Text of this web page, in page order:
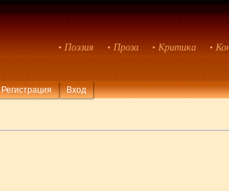
• Поэзия • Проза • Критика •
Регистрация Вход